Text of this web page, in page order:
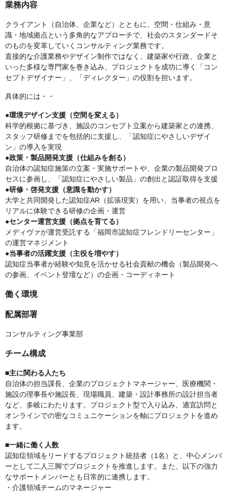
業務内容
クライアント（自治体、企業など）とともに、空間・仕組み・意
識・地域拠点という多角的なアプローチで、社会のスタンダードそ
のものを変革していくコンサルティング業務です。
直接的な介護業務やデザイン制作ではなく、建築家や行政、企業と
いった多様な専門家を巻き込み、プロジェクトを成功に導く「コン
セプトデザイナー」、「ディレクター」の役割を担います。
具体的には・・
●環境デザイン支援（空間を変える）
科学的根拠に基づき、施設のコンセプト立案から建築家との連携、
スタッフ研修までを包括的に支援し、「認知症にやさしいデザイ
ン」の導入を実現
●政策・製品開発支援（仕組みを創る）
自治体の認知症施策の立案・実施サポートや、企業の製品開発プロ
セスに参画し、「認知症にやさしい製品」の創出と認証取得を支援
●研修・啓発支援（意識を動かす）
大学と共同開発した認知症AR（拡張現実）を用い、当事者の視点を
リアルに体験できる研修の企画・運営
●センター運営支援（拠点を育てる）
メディヴァが運営受託する「福岡市認知症フレンドリーセンター」
の運営マネジメント
●当事者の活躍支援（主役を増やす）
認知症当事者が経験や知見を活かせる社会貢献の機会（製品開発へ
の参画、イベント登壇など）の企画・コーディネート
働く環境
配属部署
コンサルティング事業部
チーム構成
■主に関わる人たち
自治体の担当課長、企業のプロジェクトマネージャー、医療機関・
施設の理事長や施設長、現場職員、建築・設計事務所の設計担当者
など、多岐にわたります。プロジェクト型で入り込み、適宜訪問と
オンラインでの密なコミュニケーションを軸にプロジェクトを進め
ます。
■一緒に働く人数
認知症領域をリードするプロジェクト統括者（1名）と、中心メンバ
ーとして二人三脚でプロジェクトを推進します。また、以下の強力
なサポートメンバーとも日常的に連携します。
・介護領域チームのマネージャー